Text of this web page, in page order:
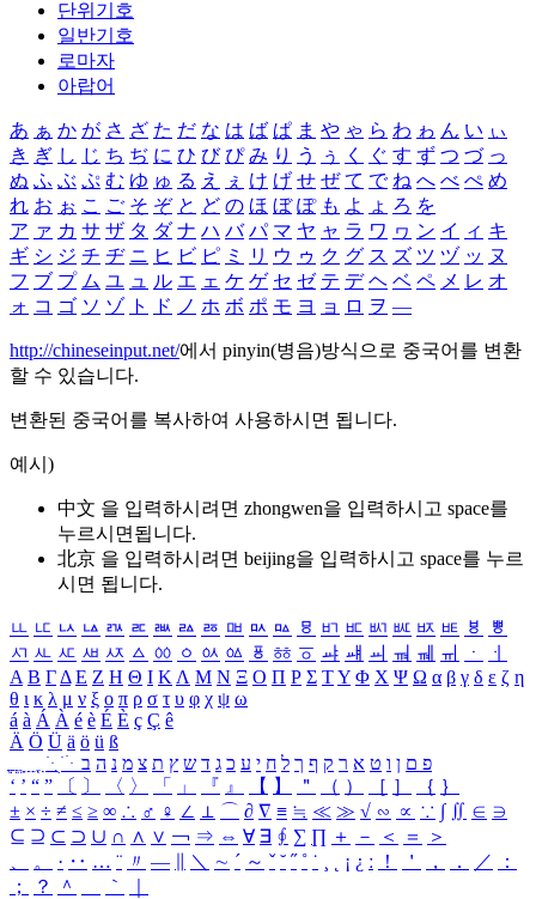
단위기호
일반기호
로마자
아랍어
あ ぁ か が さ ざ た だ な は ば ぱ ま や ゃ ら わ ゎ ん い ぃ
き ぎ し じ ち ぢ に ひ び ぴ み り う ぅ く ぐ す ず つ づ っ
ぬ ふ ぶ ぷ む ゆ ゅ る え ぇ け げ せ ぜ て で ね へ べ ぺ め
れ お ぉ こ ご そ ぞ と ど の ほ ぼ ぽ も よ ょ ろ を
ア ァ カ サ ザ タ ダ ナ ハ バ パ マ ヤ ャ ラ ワ ヮ ン イ ィ キ
ギ シ ジ チ ヂ ニ ヒ ビ ピ ミ リ ウ ゥ ク グ ス ズ ツ ヅ ッ ヌ
フ ブ プ ム ユ ュ ル エ ェ ケ ゲ セ ゼ テ デ ヘ ベ ペ メ レ オ
ォ コ ゴ ソ ゾ ト ド ノ ホ ボ ポ モ ヨ ョ ロ ヲ ―
http://chineseinput.net/에서 pinyin(병음)방식으로 중국어를 변환
할 수 있습니다.
변환된 중국어를 복사하여 사용하시면 됩니다.
예시)
中文 을 입력하시려면 zhongwen을 입력하시고 space를
누르시면됩니다.
北京 을 입력하시려면 beijing을 입력하시고 space를 누르
시면 됩니다.
ㅥ ㅦ ㅧ ㅨ ㅩ ㅪ ㅫ ㅬ ㅭ ㅮ ㅯ ㅰ ㅱ ㅲ ㅳ ㅴ ㅵ ㅶ ㅷ ㅸ
ㅹ
ㅺ ㅻ ㅼ ㅽ ㅾ ㅿ ㆀ ㆁ ㆂ ㆃ ㆄ ㆅ ㆆ ㆇ ㆈ ㆉ ㆊ ㆋ ㆌ ㆍ
ㆎ
Α Β ΓΔ Ε Ζ Η Θ Ι ΚΛ Μ Ν Ξ Ο Π Ρ Σ ΤΥ Φ Χ Ψ Ω α β γ δ ε ζ η
θ ι κ λ μ ν ξ ο π ρ σ τ υ φ χ ψ ω
á à Á À é è É È ç Ç ê
Ä Ö Ü ä ö ü ß
ִֶֹ ֻּ ׁׂ פ ם ן ו ט א ר ק ף ך ל ח י ע כ ג ד ש ץ ת צ מ נ ה ב
‘ ’ “ ” 〔 〕 〈 〉 「 」 『 』 【 】 ＂ （ ） ［ ］ ｛ ｝
± × ÷ ≠ ≤ ≥ ∞ ∴ ♂ ♀ ∠ ⊥ ⌒ ∂ ∇ ≡ ≒ ≪ ≫ √ ∽ ∝ ∵ ∫ ∬ ∈ ∋
⊆ ⊇ ⊂ ⊃ ∪ ∩ ∧ ∨ ￢ ⇒ ⇔ ∀ ∃ ∮ ∑ ∏ ＋ － ＜ ＝
＞
、
。 · ‥ … ¨ 〃 ― ＼ ∼ ´ ～ ˇ ˘ ˝ ˚ ˙ ¸ ¡ ¿ ː ！ ＇ ， ． ／
：
；
？ ＾ ｀